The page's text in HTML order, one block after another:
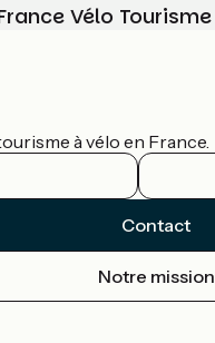
Vélo Tourisme
à vélo en France.
Contact
Notre mission